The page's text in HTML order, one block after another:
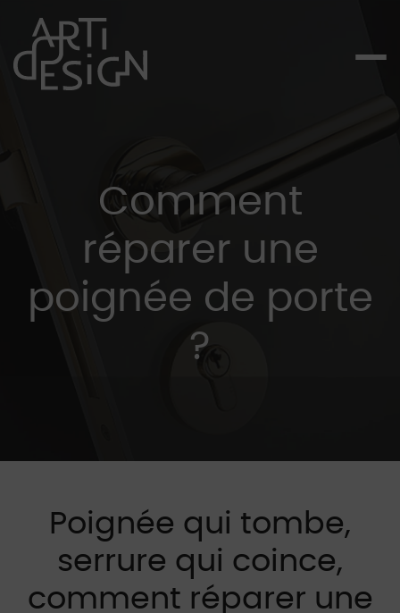
Comment
réparer une
poignée de porte
?
Poignée qui tombe,
serrure qui coince,
comment réparer une